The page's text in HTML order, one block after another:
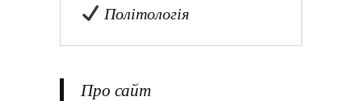
Політологія
Про сайт